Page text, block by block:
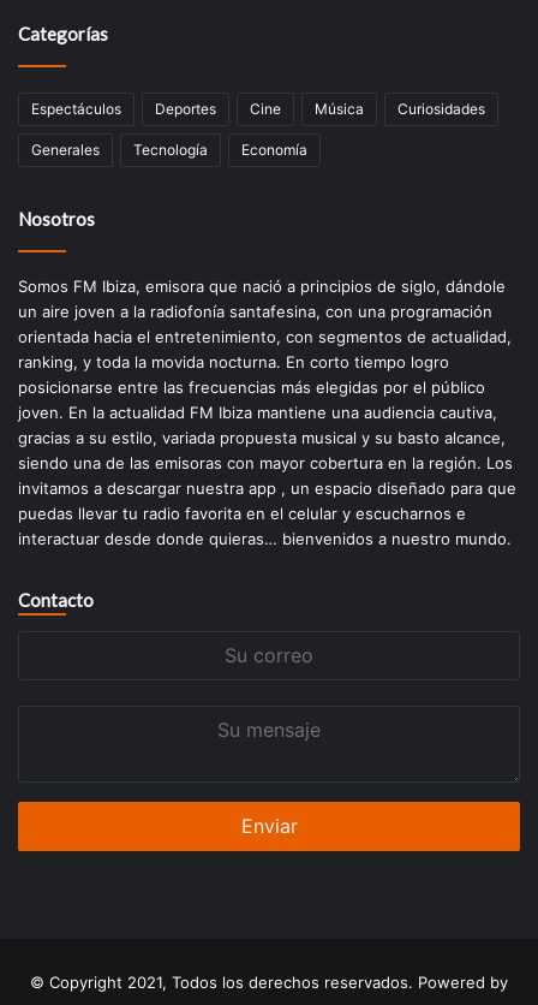
Categorías
Espectáculos Deportes Cine Música Curiosidades
Generales Tecnología Economía
Nosotros
Somos FM Ibiza, emisora que nació a principios de siglo, dándole
un aire joven a la radiofonía santafesina, con una programación
orientada hacia el entretenimiento, con segmentos de actualidad,
ranking, y toda la movida nocturna. En corto tiempo logro
posicionarse entre las frecuencias más elegidas por el público
joven. En la actualidad FM Ibiza mantiene una audiencia cautiva,
gracias a su estilo, variada propuesta musical y su basto alcance,
siendo una de las emisoras con mayor cobertura en la región. Los
invitamos a descargar nuestra app , un espacio diseñado para que
puedas llevar tu radio favorita en el celular y escucharnos e
interactuar desde donde quieras… bienvenidos a nuestro mundo.
Contacto
© Copyright 2021, Todos los derechos reservados. Powered by